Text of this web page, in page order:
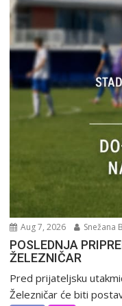
Aug 7, 2026 Snežana
POSLEDNJA
ŽELEZNIČAR
Pred prijateljsku
Železničar će biti